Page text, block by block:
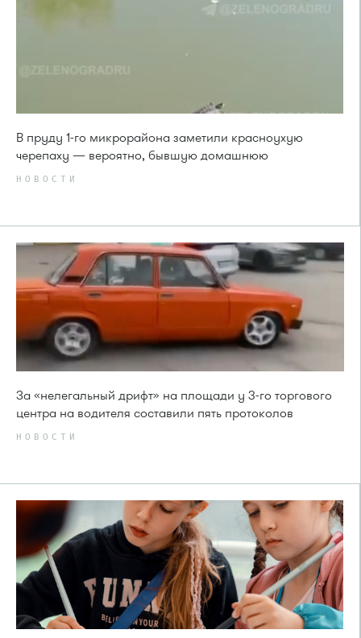
В пруду 1-го микрорайона заметили красноухую
черепаху — вероятно, бывшую домашнюю
НОВОСТИ
За «нелегальный дрифт» на площади у 3-го торгового
центра на водителя составили пять протоколов
НОВОСТИ